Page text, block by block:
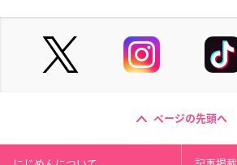
ページの先頭へ